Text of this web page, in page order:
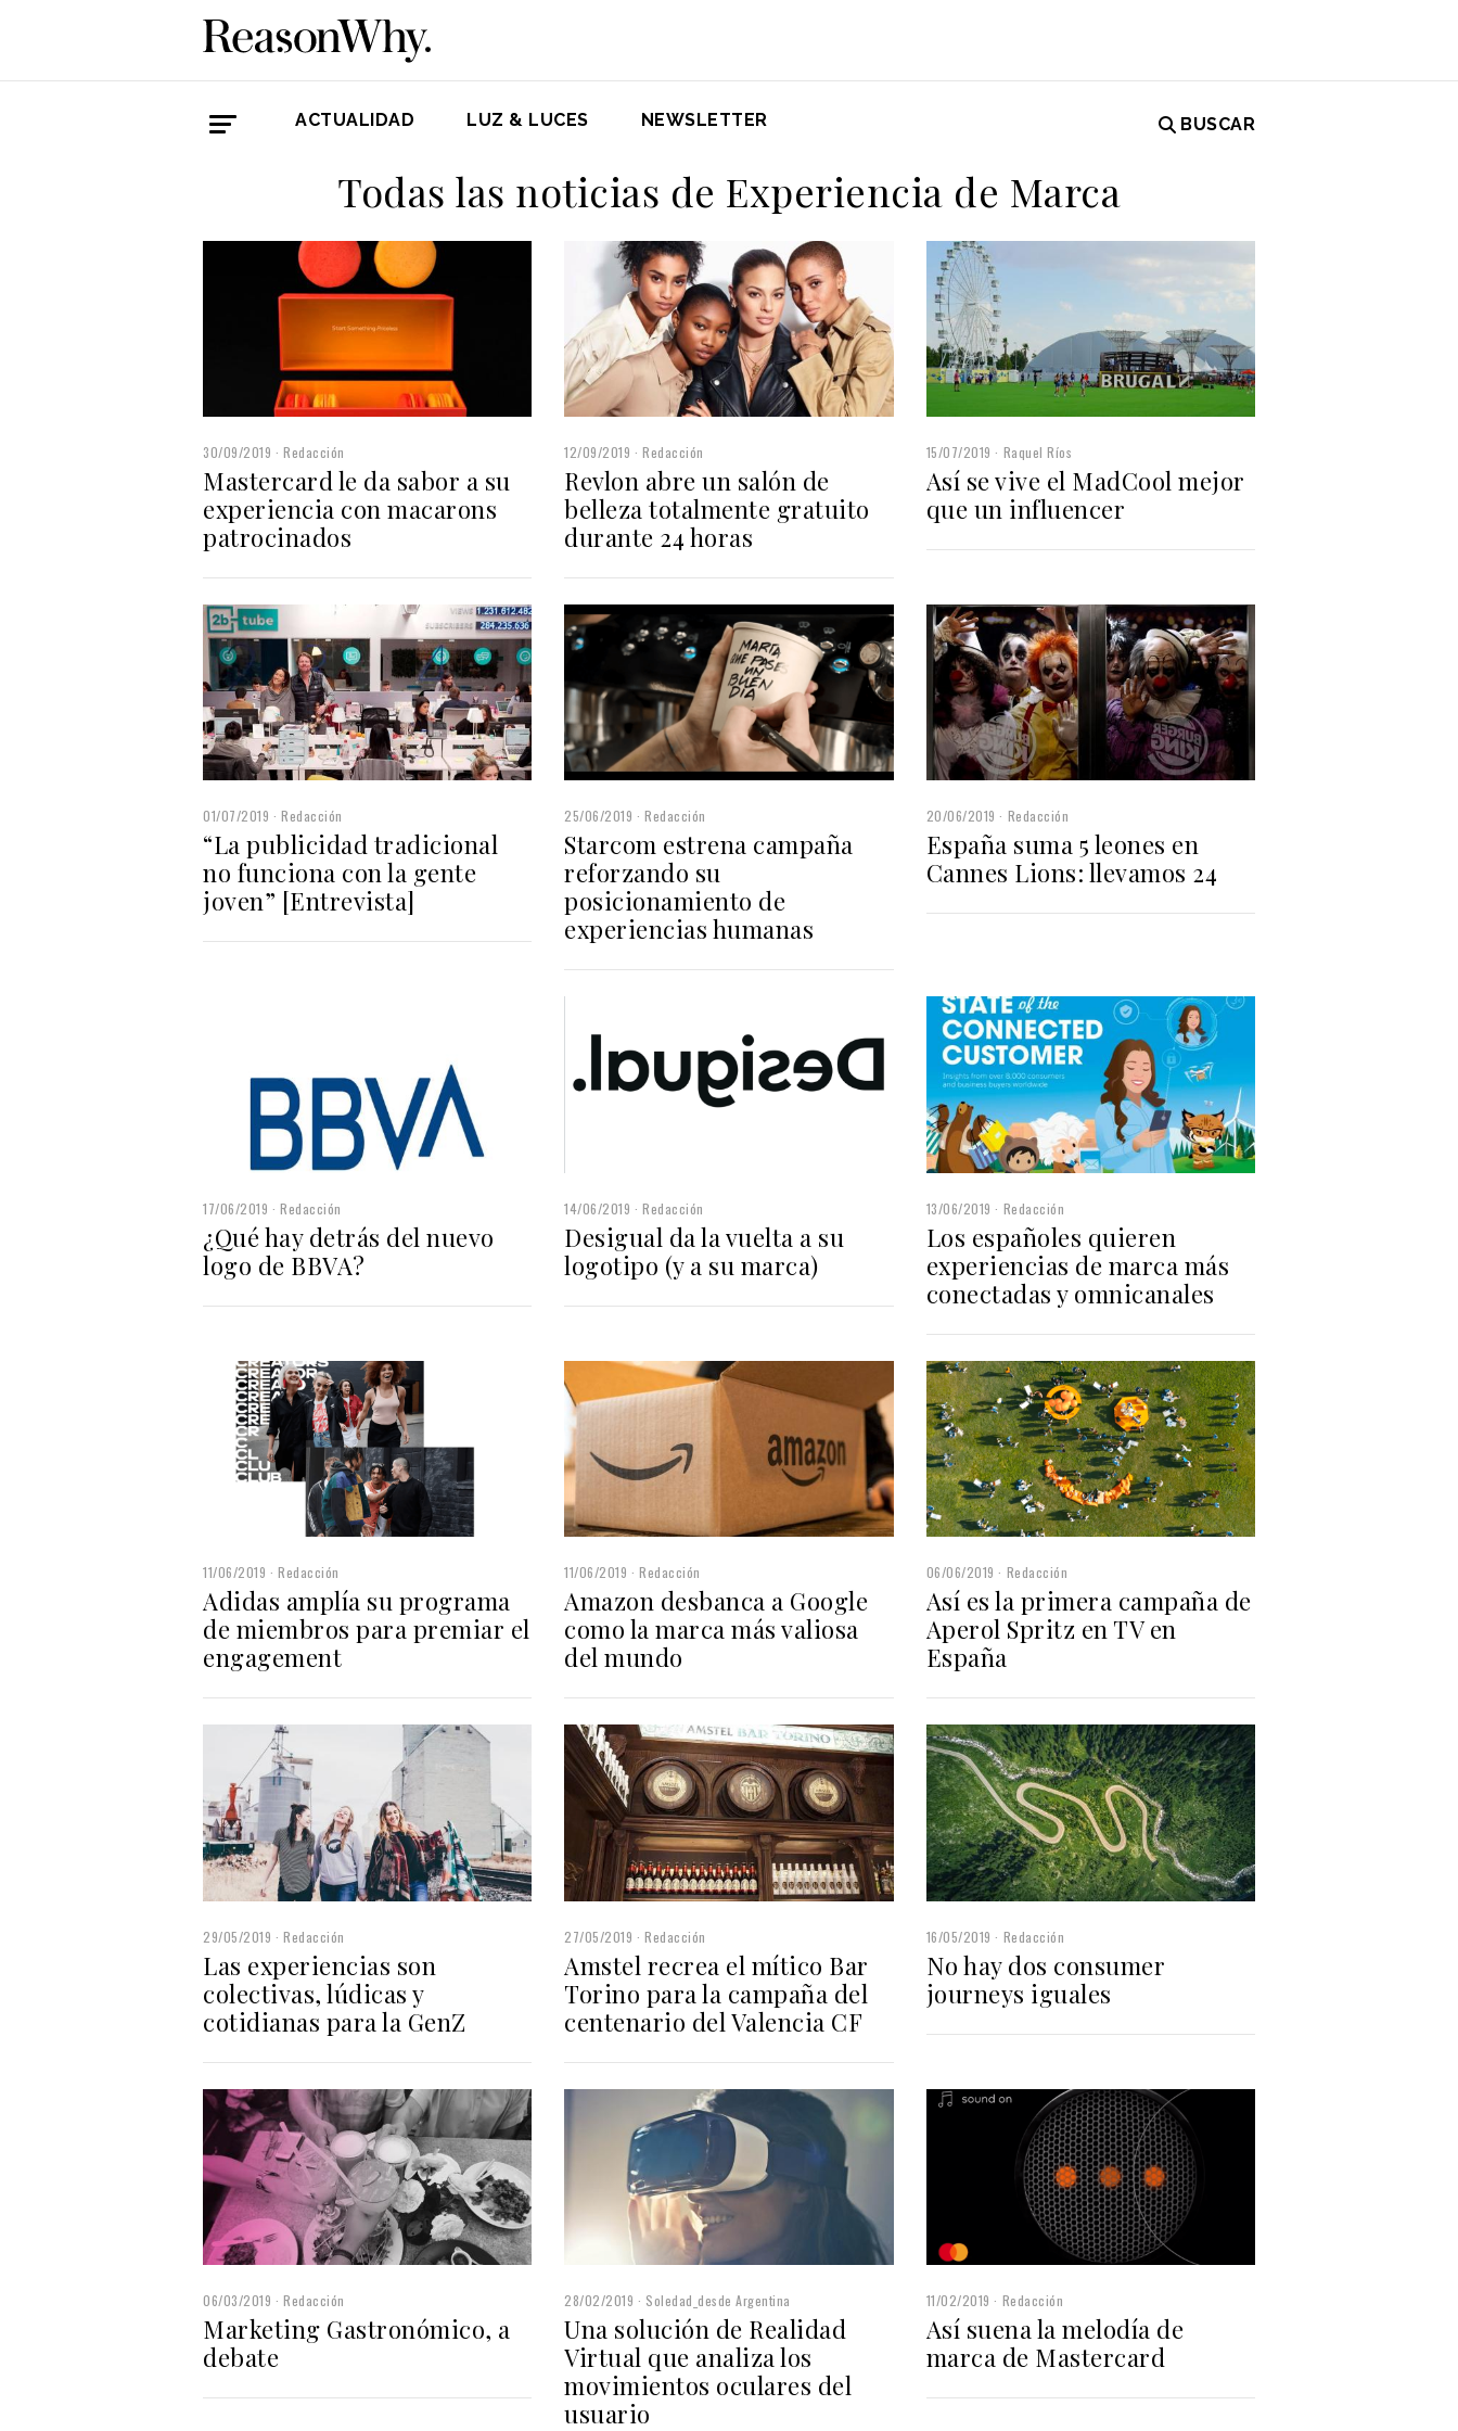
ACTUALIDAD LUZ & LUCES NEWSLETTER BUSCAR
Todas las noticias de Experiencia de Marca
30/09/2019 Redacción
Mastercard le da sabor a su
experiencia con macarons
patrocinados
12/09/2019 Redacción
Revlon abre un salón de
belleza totalmente gratuito
durante 24 horas
15/07/2019 Raquel Ríos
Así se vive el MadCool mejor
que un influencer
01/07/2019 Redacción
“La publicidad tradicional
no funciona con la gente
joven” [Entrevista]
25/06/2019 Redacción
Starcom estrena campaña
reforzando su
posicionamiento de
experiencias humanas
20/06/2019 Redacción
España suma 5 leones en
Cannes Lions: llevamos 24
17/06/2019 Redacción
¿Qué hay detrás del nuevo
logo de BBVA?
14/06/2019 Redacción
Desigual da la vuelta a su
logotipo (y a su marca)
13/06/2019 Redacción
Los españoles quieren
experiencias de marca más
conectadas y omnicanales
11/06/2019 Redacción
Adidas amplía su programa
de miembros para premiar el
engagement
11/06/2019 Redacción
Amazon desbanca a Google
como la marca más valiosa
del mundo
06/06/2019 Redacción
Así es la primera campaña de
Aperol Spritz en TV en
España
29/05/2019 Redacción
Las experiencias son
colectivas, lúdicas y
cotidianas para la GenZ
27/05/2019 Redacción
Amstel recrea el mítico Bar
Torino para la campaña del
centenario del Valencia CF
16/05/2019 Redacción
No hay dos consumer
journeys iguales
06/03/2019 Redacción
Marketing Gastronómico, a
debate
28/02/2019 Soledad_desde Argentina
Una solución de Realidad
Virtual que analiza los
movimientos oculares del
usuario
11/02/2019 Redacción
Así suena la melodía de
marca de Mastercard